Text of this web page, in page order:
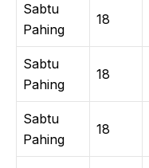
Sabtu
Pahing
18
Sabtu
Pahing
18
Sabtu
Pahing
18